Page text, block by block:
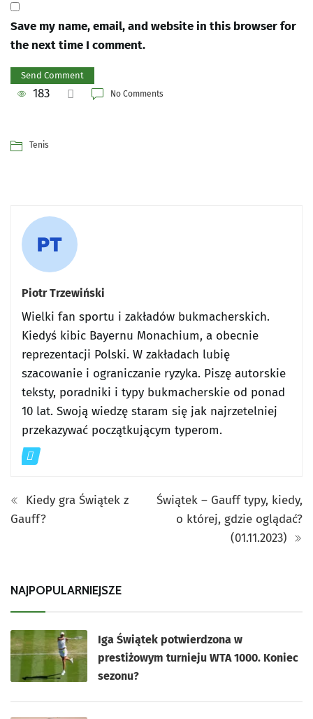
Save my name, email, and website in this browser for
the next time I comment.
183 No Comments
Tenis
Piotr Trzewiński
Wielki fan sportu i zakładów bukmacherskich.
Kiedyś kibic Bayernu Monachium, a obecnie
reprezentacji Polski. W zakładach lubię
szacowanie i ograniczanie ryzyka. Piszę autorskie
teksty, poradniki i typy bukmacherskie od ponad
10 lat. Swoją wiedzę staram się jak najrzetelniej
przekazywać początkującym typerom.
Kiedy gra Świątek z
Gauff?
Świątek – Gauff typy, kiedy,
o której, gdzie oglądać?
(01.11.2023)
NAJPOPULARNIEJSZE
Iga Świątek potwierdzona w
prestiżowym turnieju WTA 1000. Koniec
sezonu?